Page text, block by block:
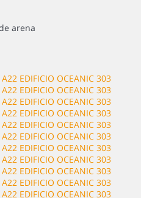
arena